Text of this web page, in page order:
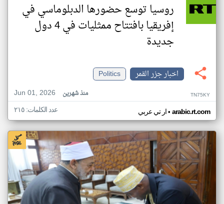
روسيا توسع حضورها الدبلوماسي في
إفريقيا بافتتاح ممثليات في 4 دول
جديدة
اخبار جزر القمر
Politics
Jun 01, 2026
منذ شهرين TN75KY
ار تي عربي• arabic.rt.com عدد الكلمات: ٢١٥